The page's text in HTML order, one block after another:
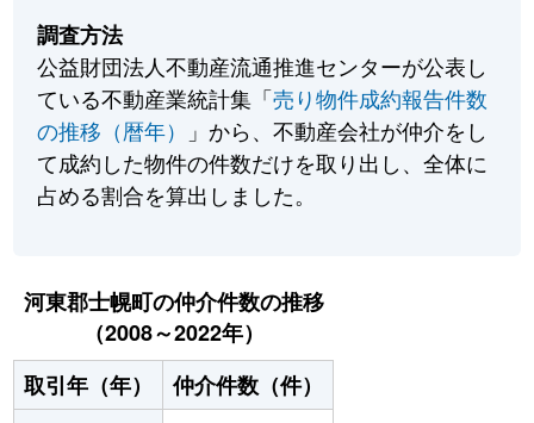
調査方法
公益財団法人不動産流通推進センターが公表し
ている不動産業統計集「売り物件成約報告件数
の推移（暦年）
」から、不動産会社が仲介をし
て成約した物件の件数だけを取り出し、全体に
占める割合を算出しました。
河東郡士幌町の仲介件数の推移
（2008～2022年）
取引年（年）
仲介件数（件）